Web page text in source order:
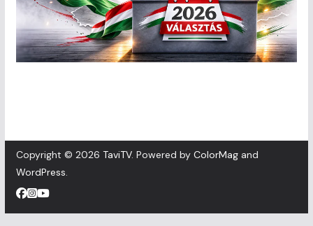
Copyright © 2026 TaviTV. Powered by ColorMagand
WordPress.